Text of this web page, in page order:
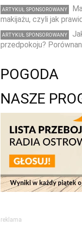
ARTYKUŁ SPONSOROWANY
makijażu, czyli jak
ARTYKUŁ SPONSOROWANY
przedpokoju?
POGODA
NASZE
reklama